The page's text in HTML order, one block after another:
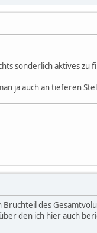
sonderlich aktives zu
ja auch an tieferen
des
den ich hier auch